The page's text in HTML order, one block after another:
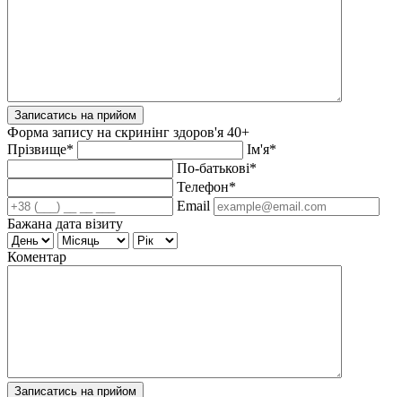
Записатись на прийом
Форма запису на скринінг здоров'я 40+
Прізвище*
Ім'я*
По-батькові*
Телефон*
Email
Бажана дата візиту
Коментар
Записатись на прийом